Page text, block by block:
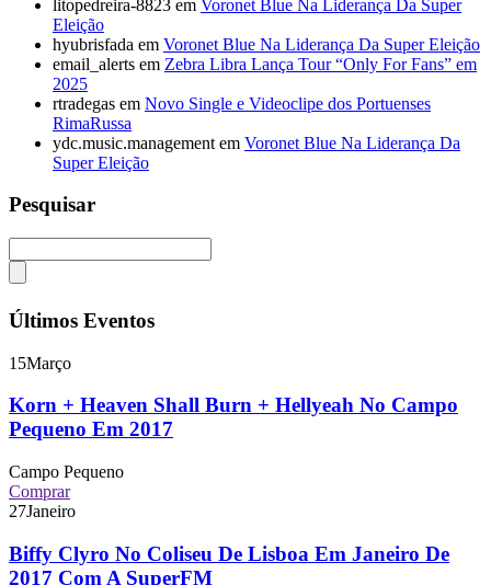
litopedreira-8823 em Voronet Blue Na Liderança Da Super
Eleição
hyubrisfada em Voronet Blue Na Liderança Da Super Eleição
email_alerts em Zebra Libra Lança Tour “Only For Fans” em
2025
rtradegas em Novo Single e Videoclipe dos Portuenses
RimaRussa
ydc.music.management em Voronet Blue Na Liderança Da
Super Eleição
Pesquisar
Últimos Eventos
15Março
Korn + Heaven Shall Burn + Hellyeah No Campo
Pequeno Em 2017
Campo Pequeno
Comprar
27Janeiro
Biffy Clyro No Coliseu De Lisboa Em Janeiro De
2017 Com A SuperFM